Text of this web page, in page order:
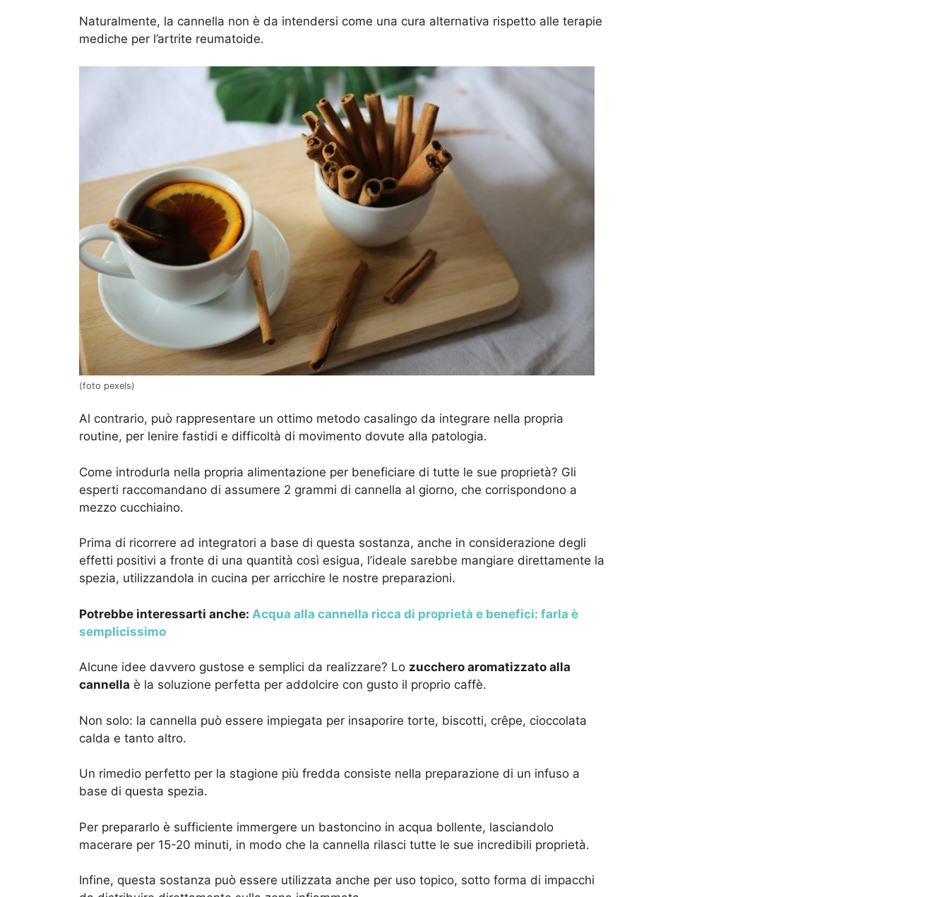
Naturalmente, la cannella non è da intendersi come una cura alternativa rispetto alle terapie
mediche per l’artrite reumatoide.
(foto pexels)
Al contrario, può rappresentare un ottimo metodo casalingo da integrare nella propria
routine, per lenire fastidi e difficoltà di movimento dovute alla patologia.
Come introdurla nella propria alimentazione per beneficiare di tutte le sue proprietà? Gli
esperti raccomandano di assumere 2 grammi di cannella al giorno, che corrispondono a
mezzo cucchiaino.
Prima di ricorrere ad integratori a base di questa sostanza, anche in considerazione degli
effetti positivi a fronte di una quantità così esigua, l’ideale sarebbe mangiare direttamente la
spezia, utilizzandola in cucina per arricchire le nostre preparazioni.
Potrebbe interessarti anche: Acqua alla cannella ricca di proprietà e benefici: farla è
semplicissimo
Alcune idee davvero gustose e semplici da realizzare? Lo zucchero aromatizzato alla
cannella è la soluzione perfetta per addolcire con gusto il proprio caffè.
Non solo: la cannella può essere impiegata per insaporire torte, biscotti, crêpe, cioccolata
calda e tanto altro.
Un rimedio perfetto per la stagione più fredda consiste nella preparazione di un infuso a
base di questa spezia.
Per prepararlo è sufficiente immergere un bastoncino in acqua bollente, lasciandolo
macerare per 15-20 minuti, in modo che la cannella rilasci tutte le sue incredibili proprietà.
Infine, questa sostanza può essere utilizzata anche per uso topico, sotto forma di impacchi